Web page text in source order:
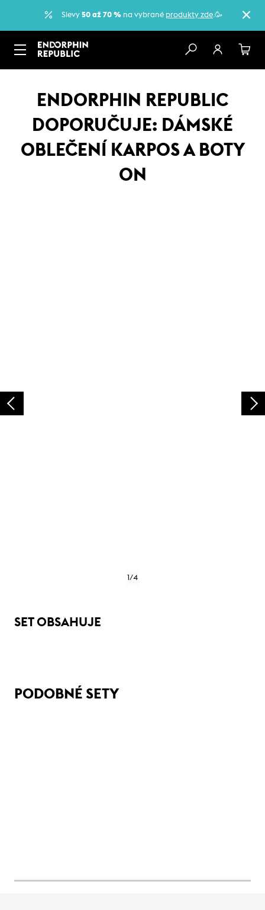
Slevy 50 až 70 % na vybrané produkty zde.🥳
ENDORPHIN REPUBLIC
DOPORUČUJE: DÁMSKÉ
OBLEČENÍ KARPOS A BOTY
ON
1/4
SET OBSAHUJE
PODOBNÉ SETY